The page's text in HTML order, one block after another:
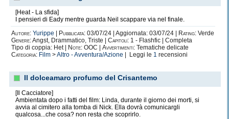
[Heat - La sfida]
I pensieri di Eady mentre guarda Neil scappare via nel finale.
Autore: Yurippe Pubblicata: 03/07/24 | Aggiornata: 03/07/24 | Rating: Verde
Genere:Angst, Drammatico, Triste | Capitoli: 1 - Flashfic | Completa
Tipo di coppia: Het |
Note: OOC | Avvertimenti: Tematiche delicate
Categoria: Film >Altro - Avventura/Azione | Leggi le 1 recensioni
Il dolceamaro profumo del Crisantemo
[Il Cacciatore]
Ambientata dopo i fatti del film: Linda, durante il giorno dei morti, si
avvia al cimitero alla tomba di Nick. Ella dovrà comunicargli
qualcosa...che cosa? non resta che scoprirlo.